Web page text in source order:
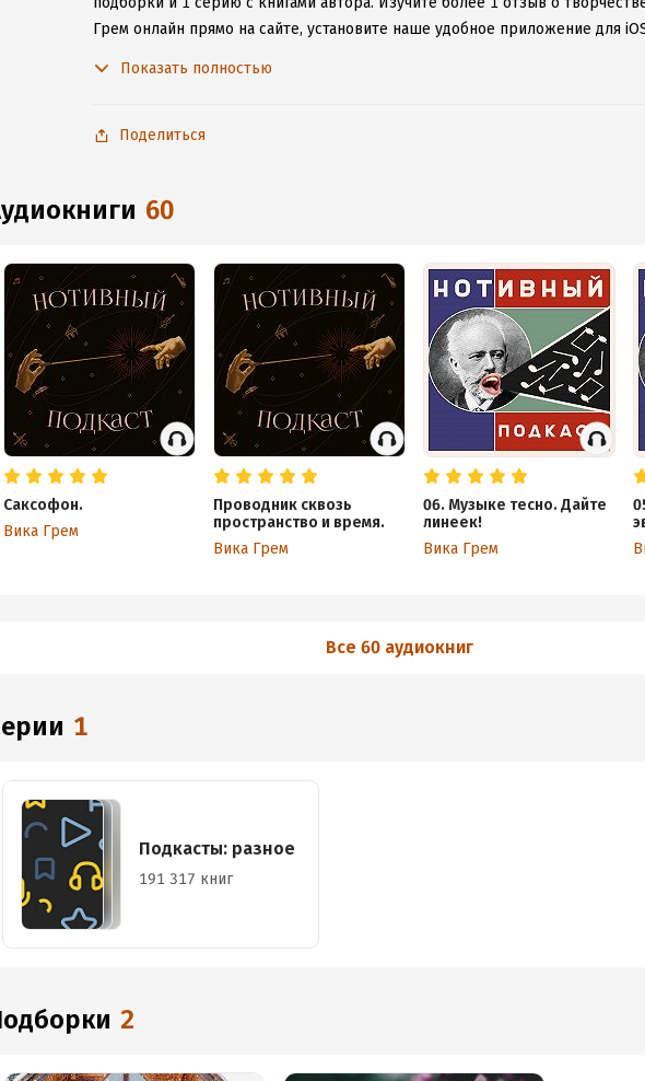
Грем онлайн прямо на сайте, установите наше удобное приложение для
Показать полностью
Поделиться
аудиокниги 60
Саксофон.
Вика Грем
Проводник сквозь
пространство и время.
Вика Грем
06. Музыке тесно. Дайте
линеек!
Вика Грем
Все 60 аудиокниг
Серии 1
Подкасты: разное
191 317 книг
Подборки 2